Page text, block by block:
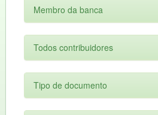
Membro da banca
Todos contribuidores
Tipo de documento